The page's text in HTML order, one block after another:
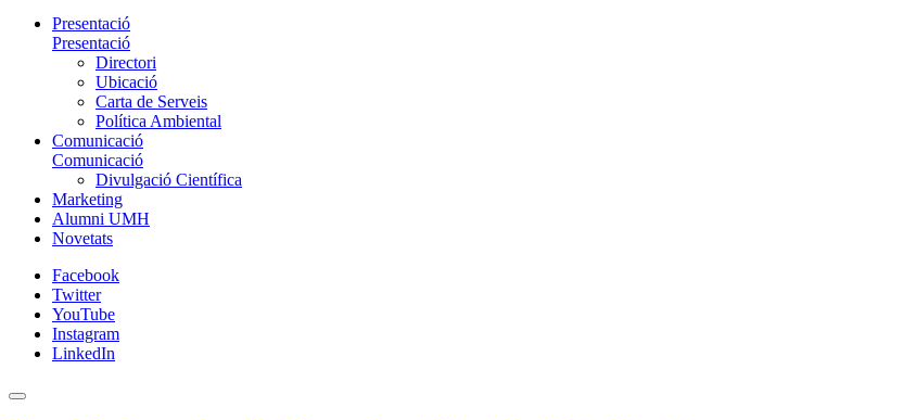
Presentació
Presentació
Directori
Ubicació
Carta de Serveis
Política Ambiental
Comunicació
Comunicació
Divulgació Científica
Marketing
Alumni UMH
Novetats
Facebook
Twitter
YouTube
Instagram
LinkedIn